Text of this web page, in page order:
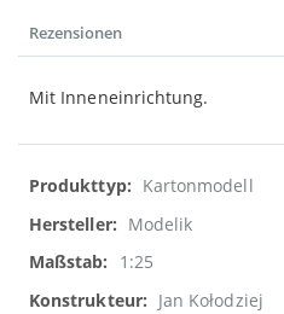
Rezensionen
Mit Inneneinrichtung.
Weitere
Informationen
Kartonmodell
Modelik
1:25
Jan Kołodziej